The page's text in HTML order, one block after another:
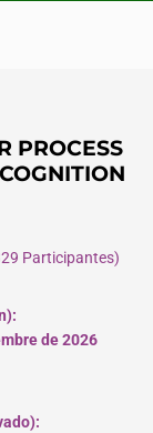
PROCESS
Participantes)
de 2026